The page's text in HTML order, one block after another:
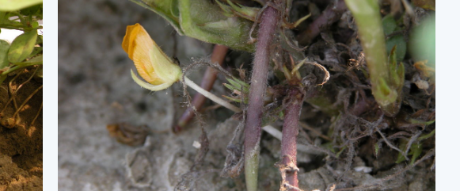
子房柄形成